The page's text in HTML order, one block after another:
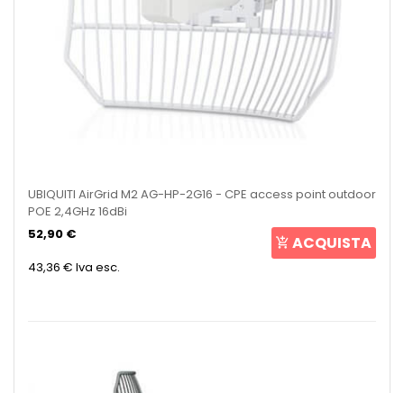
UBIQUITI AirGrid M2 AG-HP-2G16 - CPE access point outdoor
POE 2,4GHz 16dBi
52,90 €
43,36 € Iva esc.
ACQUISTA